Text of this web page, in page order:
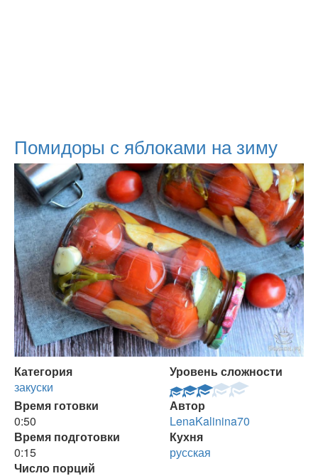
Помидоры с яблоками на зиму
Категория
закуски
Уровень сложности
Время готовки
0:50
Автор
LenaKalinina70
Время подготовки
0:15
Кухня
русская
Число порций